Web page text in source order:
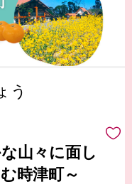
う
山々に面し
時津町～